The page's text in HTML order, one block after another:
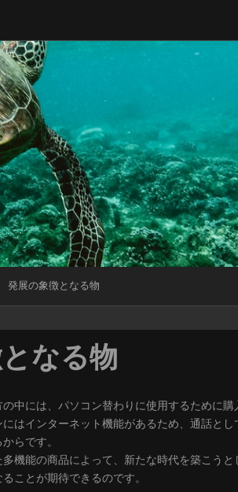
発展の象徴となる物
なる物
中には、パソコン替わりに使用するために
はインターネット機能があるため、通話と
らです。
機能の商品によって、新たな時代を築こう
ことが期待できるのです。